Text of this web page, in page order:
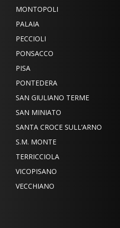
MONTOPOLI
PALAIA
PECCIOLI
PONSACCO
PISA
PONTEDERA
SAN GIULIANO TERME
SAN MINIATO
SANTA CROCE SULL’ARNO
S.M. MONTE
TERRICCIOLA
VICOPISANO
VECCHIANO